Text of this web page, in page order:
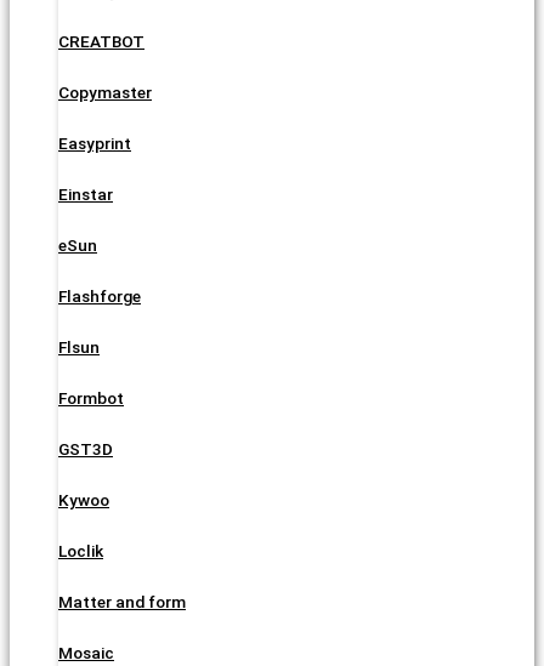
CREATBOT
Copymaster
Easyprint
Einstar
eSun
Flashforge
Flsun
Formbot
GST3D
Kywoo
Loclik
Matter and form
Mosaic